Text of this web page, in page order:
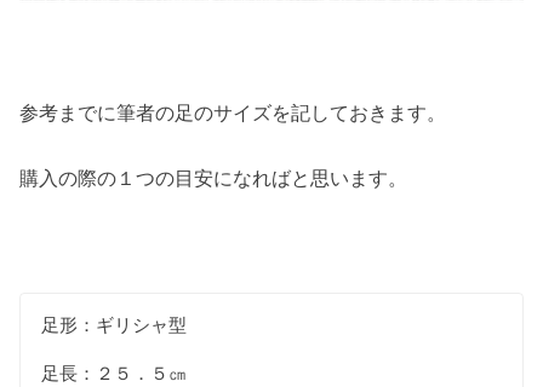
参考までに筆者の足のサイズを記しておきます。
購入の際の１つの目安になればと思います。
足形：ギリシャ型
足長：２５．５㎝